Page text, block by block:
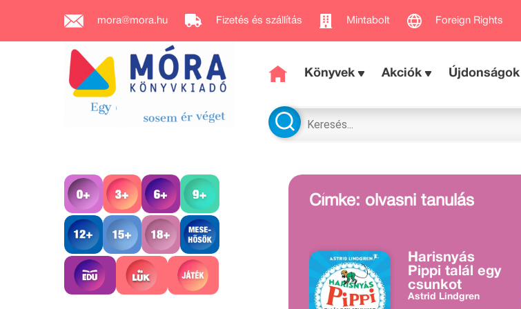
mora@mora.hu Fizetés és szállítás Mintabolt Foreign Rights
Könyvek Akciók Újdonságok
Címke: olvasni tanulás
Harisnyás
Pippi talál egy
csunkot
Astrid Lindgren